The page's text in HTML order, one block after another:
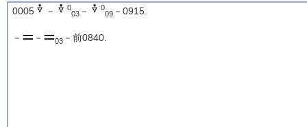
0005
－ 0
03－ 0
09－0915.
－ － 03－前0840.